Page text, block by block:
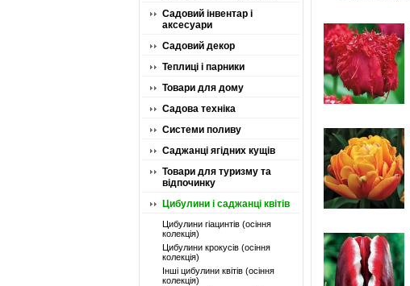
Садовий інвентар і
аксесуари
Садовий декор
Теплиці і парники
Товари для дому
Садова техніка
Системи поливу
Саджанці ягідних кущів
Товари для туризму та
відпочинку
Цибулини і саджанці квітів
Цибулини гіацинтів (осіння
колекція)
Цибулини крокусів (осіння
колекція)
Інші цибулини квітів (осіння
колекція)